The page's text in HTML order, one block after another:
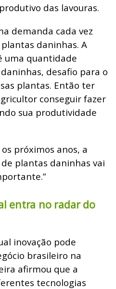
das lavouras.
demanda cada vez
daninhas. A
uma quantidade
desafio para o
plantas. Então ter
conseguir fazer
sua produtividade
próximos anos, a
plantas daninhas vai
entra no radar do
inovação pode
brasileiro na
afirmou que a
tecnologias